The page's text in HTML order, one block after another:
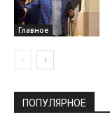
Главное
ПОПУЛЯРНОЕ